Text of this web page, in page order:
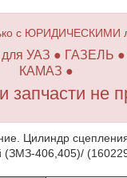
с ЮРИДИЧЕСКИМИ
для УАЗ ● ГАЗЕЛЬ
КАМАЗ ●
запчасти не
Цилиндр
(ЗМЗ-406,405)/